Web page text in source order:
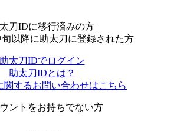
刀IDに移行済みの方
旬以降に助太刀に登録された方
助太刀IDでログイン
助太刀IDとは？
関するお問い合わせはこちら
ントをお持ちでない方